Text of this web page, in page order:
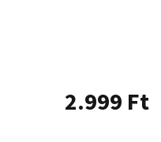
2.999 Ft